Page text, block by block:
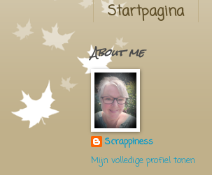
Startpagina
About me
Scrappiness
Mijn volledige profiel tonen